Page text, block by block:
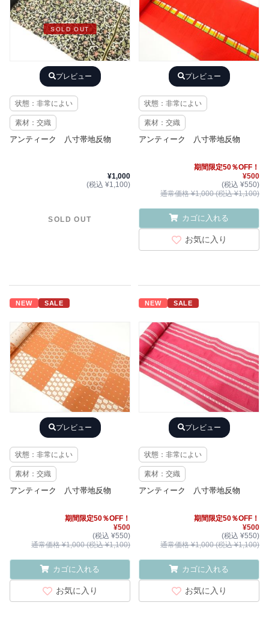
SOLD OUT
プレビュー
状態：非常によい
素材：交織
アンティーク 八寸帯地反物
¥1,000
(税込 ¥1,100)
SOLD OUT
プレビュー
状態：非常によい
素材：交織
アンティーク 八寸帯地反物
期間限定50％OFF！
¥500
(税込 ¥550)
通常価格 ¥1,000 (税込 ¥1,100)
カゴに入れる
お気に入り
NEW SALE
プレビュー
状態：非常によい
素材：交織
アンティーク 八寸帯地反物
期間限定50％OFF！
¥500
(税込 ¥550)
通常価格 ¥1,000 (税込 ¥1,100)
カゴに入れる
お気に入り
NEW SALE
プレビュー
状態：非常によい
素材：交織
アンティーク 八寸帯地反物
期間限定50％OFF！
¥500
(税込 ¥550)
通常価格 ¥1,000 (税込 ¥1,100)
カゴに入れる
お気に入り